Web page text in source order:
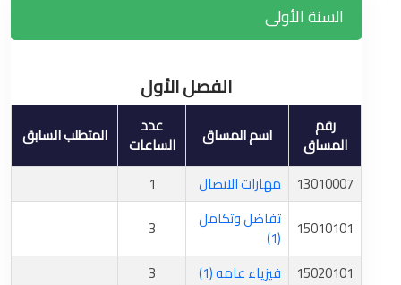
السنة الأولى
الفصل الأول
رقم
المساق اسم المساق عدد
الساعات
المتطلب السابق
13010007
مهارات الاتصال
1
15010101
تفاضل وتكامل
(1)
3
15020101
فيزياء عامه (1)
3